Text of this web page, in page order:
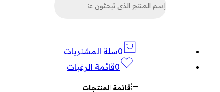
عن
0سلة المشتريات
0قائمة الرغبات
قائمة المنتجات